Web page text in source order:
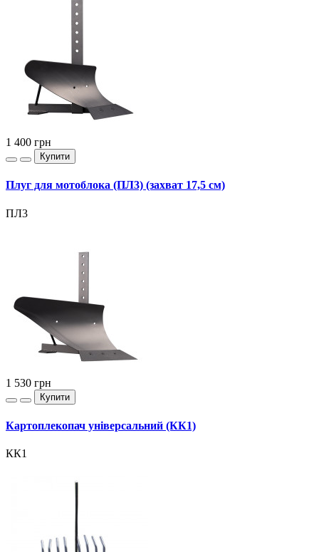
1 400 грн
Купити
Плуг для мотоблока (ПЛ3) (захват 17,5 см)
ПЛ3
1 530 грн
Купити
Картоплекопач універсальний (КК1)
КК1